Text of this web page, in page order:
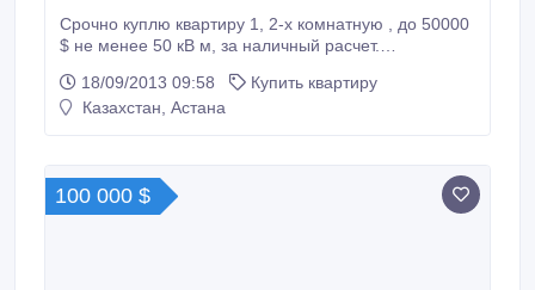
Срочно куплю квартиру 1, 2-х комнатную , до 50000
$ не менее 50 кВ м, за наличный расчет.
18/09/2013 09:58
Купить квартиру
Казахстан, Астана
100 000 $